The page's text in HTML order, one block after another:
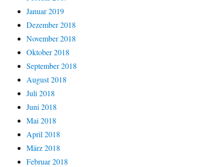
Januar 2019
Dezember 2018
November 2018
Oktober 2018
September 2018
August 2018
Juli 2018
Juni 2018
Mai 2018
April 2018
März 2018
Februar 2018